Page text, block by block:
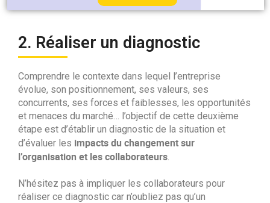
2. Réaliser un diagnostic
Comprendre le contexte dans lequel l’entreprise
évolue, son positionnement, ses valeurs, ses
concurrents, ses forces et faiblesses, les opportunités
et menaces du marché… l’objectif de cette deuxième
étape est d’établir un diagnostic de la situation et
d’évaluer les impacts du changement sur
l’organisation et les collaborateurs.
N’hésitez pas à impliquer les collaborateurs pour
réaliser ce diagnostic car n’oubliez pas qu’un